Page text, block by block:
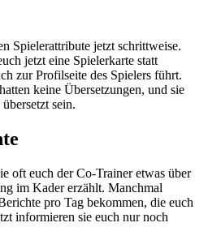
Spielerattribute jetzt schrittweise.
jetzt eine Spielerkarte statt
zur Profilseite des Spielers führt.
keine Übersetzungen, und sie
sein.
oft euch der Co-Trainer etwas über
im Kader erzählt. Manchmal
pro Tag bekommen, die euch
informieren sie euch nur noch